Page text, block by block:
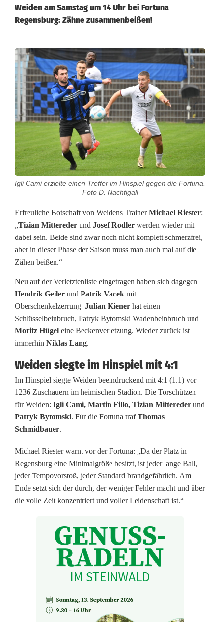
Weiden am Samstag um 14 Uhr bei Fortuna
Regensburg: Zähne zusammenbeißen!
S
p
V
g
g
-
L
a
a
r
e
t
t
b
e
F
o
r
t
u
n
a
R
Igli Cami erzielte einen Treffer im Hinspiel gegen die Fortuna.
Foto D. Nachtigall
Erfreuliche Botschaft von Weidens TrainerMichael Riester:
„Tizian Mittereder und Josef Rodler werden wieder mit
dabei sein. Beide sind zwar noch nicht komplett schmerzfrei,
aber in dieser Phase der Saison muss man auch mal auf die
Zähen beißen.“
Neu auf der Verletztenliste eingetragen haben sich dagegen
Hendrik Geiler und Patrik Vacek mit
Oberschenkelzerrung. Julian Kiener hat einen
Schlüsselbeinbruch, Patryk Bytomski Wadenbeinbruch und
Moritz Hügel eine Beckenverletzung. Wieder zurück ist
immerhin Niklas Lang.
Weiden siegte im Hinspiel mit 4:1
Im Hinspiel siegte Weiden beeindruckend mit 4:1 (1.1) vor
1236 Zuschauern im heimischen Stadion. Die Torschützen
für Weiden: Igli Cami, Martin Fillo, Tizian Mittereder und
Patryk Bytomski. Für die Fortuna trafThomas
Schmidbauer.
Michael Riester warnt vor der Fortuna: „Da der Platz in
Regensburg eine Minimalgröße besitzt, ist jeder lange Ball,
jeder Tempovorstoß, jeder Standard brandgefährlich. Am
Ende setzt sich der durch, der weniger Fehler macht und über
die volle Zeit konzentriert und voller Leidenschaft ist.“